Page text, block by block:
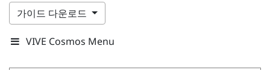
가이드 다운로드
VIVE Cosmos Menu